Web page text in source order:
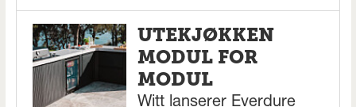
UTEKJØKKEN
MODUL FOR
MODUL
Witt lanserer Everdure